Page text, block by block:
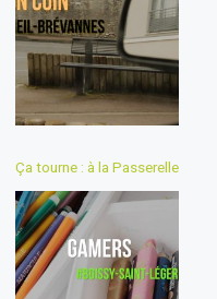
Ça tourne : à la Passerelle